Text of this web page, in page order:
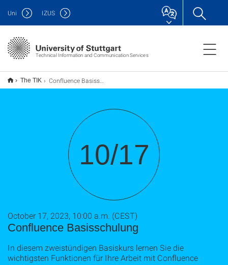
Technical Information and Communication Services
Uni IZUS
The TIK Confluence Basisschulung
10/17
Confluence Basisschulung
October 17, 2023, 10:00 a.m. (CEST)
In diesem zweistündigen Basiskurs lernen Sie die
wichtigsten Funktionen für Ihre Arbeit mit Confluence